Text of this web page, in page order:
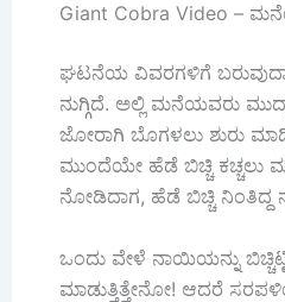
Giant Cobra Video –
ಘಟನೆಯ ವಿವರಗಳಿಗೆ
ನುಗ್ಗಿದೆ. ಅಲ್ಲಿ ಮನೆಯವರು
ಜೋರಾಗಿ ಬೊಗಳಲು ಶುರು
ಮುಂದೆಯೇ ಹೆಡೆ ಬಿಚ್ಚಿ
ನೋಡಿದಾಗ, ಹೆಡೆ ಬಿಚ್ಚಿ ನಿಂತಿದ್ದ
ಒಂದು ವೇಳೆ ನಾಯಿಯನ್ನು
ಮಾಡುತ್ತಿತ್ತೇನೋ! ಆದರೆ